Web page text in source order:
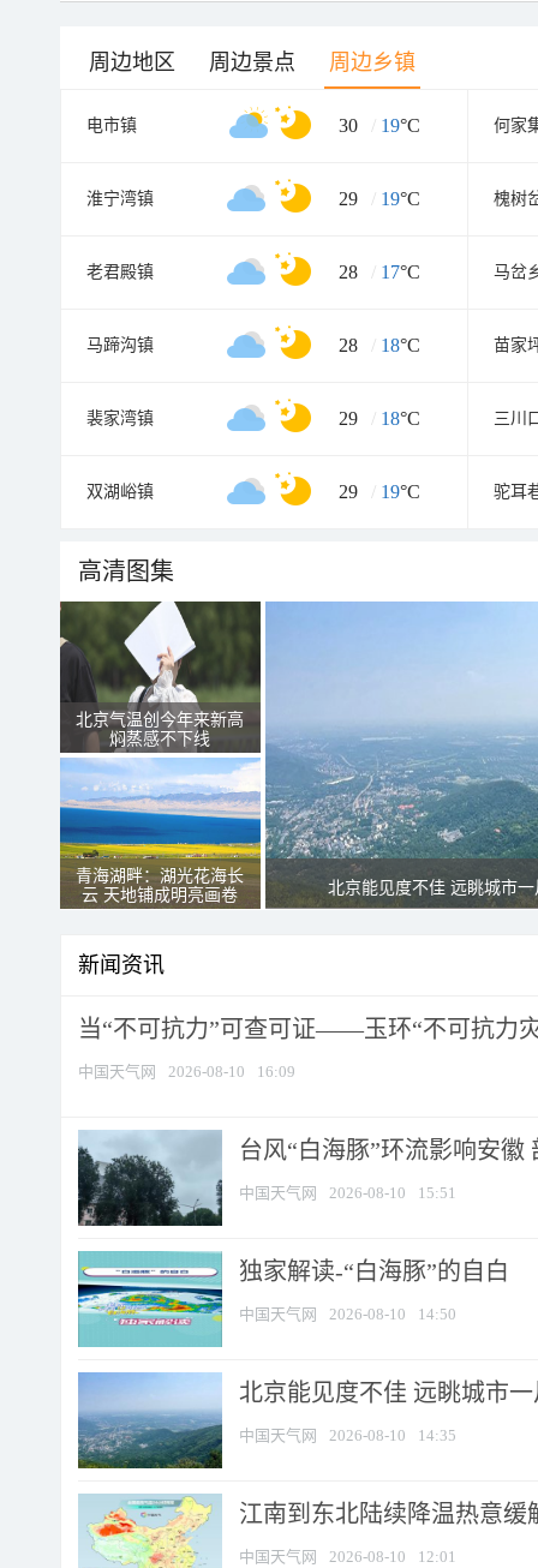
周边地区 周边景点 周边乡镇
电市镇 30 / 19°C 何家
淮宁湾镇 29 / 19°C 槐树
老君殿镇 28 / 17°C 马岔
马蹄沟镇 28 / 18°C 苗家
裴家湾镇 29 / 18°C 三川
双湖峪镇 29 / 19°C 驼耳
高清图集
北京气温创今年来新高
焖蒸感不下线
青海湖畔：湖光花海长
云 天地铺成明亮画卷
北京能见度不佳 远眺城市
新闻资讯
当“不可抗力”可查可证——玉环“不可抗力
中国天气网 2026-08-10 16:09
台风“白海豚”环流影响安
中国天气网 2026-08-10 15:51
​独家解读-“白海豚”的自白
中国天气网 2026-08-10 14:50
北京能见度不佳 远眺城市
中国天气网 2026-08-10 14:35
江南到东北陆续降温热意缓
中国天气网 2026-08-10 12:01